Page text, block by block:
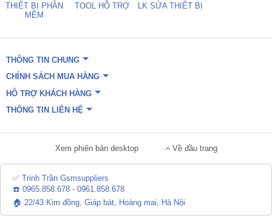
THIẾT BỊ PHẦN
MỀM
TOOL HỖ TRỢ LK SỬA THIẾT BỊ
THÔNG TIN CHUNG
CHÍNH SÁCH MUA HÀNG
HỖ TRỢ KHÁCH HÀNG
THÔNG TIN LIÊN HỆ
Xem phiên bản desktop Về đầu trang
✅ Trinh Trần Gsmsuppliers
☎️ 0965.858.678 - 0961.858.678
🏠 22/43 Kim đồng, Giáp bát, Hoàng mai, Hà Nội